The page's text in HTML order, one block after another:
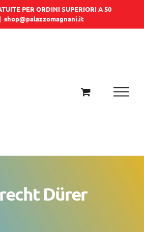
PER ORDINI SUPERIORI A 50
| shop@palazzomagnani.it
Dürer